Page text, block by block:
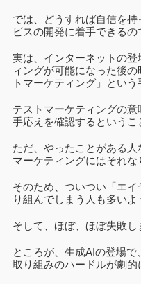
では、どうすれば自信を
ビスの開発に着手できるの
実は、インターネットの
ィングが可能になった後
トマーケティング」という
テストマーケティングの
手応えを確認するというこ
ただ、やったことがある
マーケティングにはそれな
そのため、ついつい「エ
り組んでしまう人も多いよ
そして、ほぼ、ほぼ失敗し
ところが、生成AIの登場
取り組みのハードルが劇的